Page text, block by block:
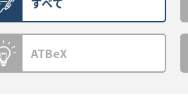
ATBeX